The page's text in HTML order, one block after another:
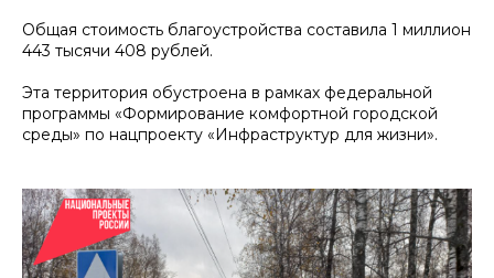
Общая стоимость благоустройства составила 1 миллион
443 тысячи 408 рублей.
Эта территория обустроена в рамках федеральной
программы «Формирование комфортной городской
среды» по нацпроекту «Инфраструктур для жизни».